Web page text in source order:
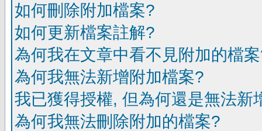
如何刪除附加檔案?
如何更新檔案註解?
為何我在文章中看不見附加的檔
為何我無法新增附加檔案?
我已獲得授權, 但為何還是無法新
為何我無法刪除附加的檔案?